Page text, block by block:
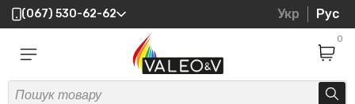
(067) 530-62-62 Укр Рус
0